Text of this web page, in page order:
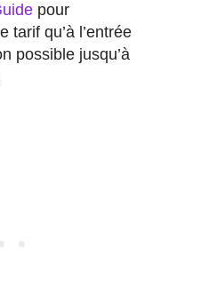
pour
tarif qu’à l’entrée
possible jusqu’à